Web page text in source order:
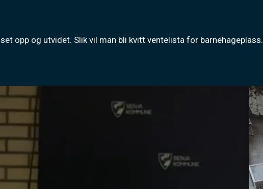
opp og utvidet. Slik vil man bli kvitt ventelista for barnehageplass.